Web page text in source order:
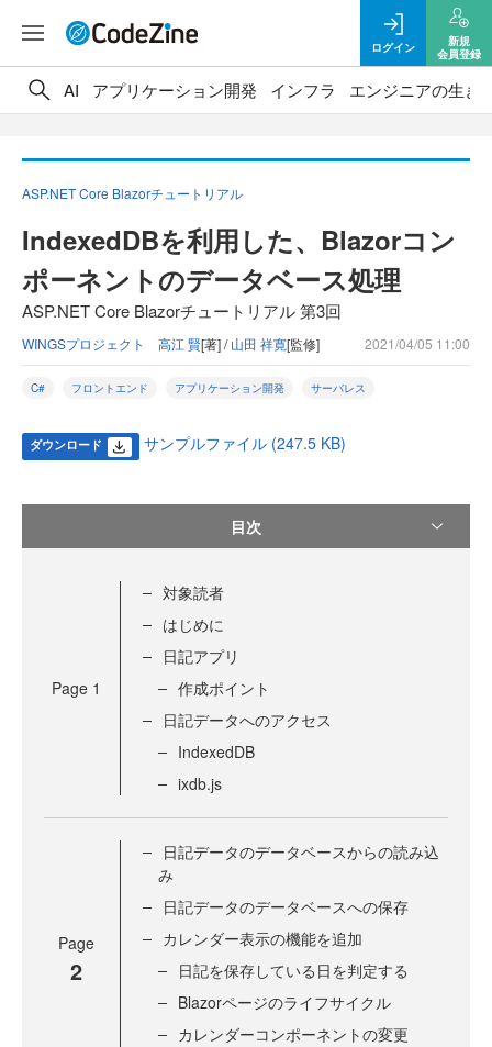
ログイン
新規
会員登録
AI アプリケーション開発 インフラ エンジニアの生き
ASP.NET Core Blazorチュートリアル
IndexedDBを利用した、Blazorコン
ポーネントのデータベース処理
ASP.NET Core Blazorチュートリアル 第3回
WINGSプロジェクト 高江 賢[著] /山田 祥寛[監修] 2021/04/05 11:00
C# フロントエンド アプリケーション開発 サーバレス
ダウンロード サンプルファイル (247.5 KB)
目次
Page 1
対象読者
はじめに
日記アプリ
作成ポイント
日記データへのアクセス
IndexedDB
ixdb.js
Page
2
日記データのデータベースからの読み込
み
日記データのデータベースへの保存
カレンダー表示の機能を追加
日記を保存している日を判定する
Blazorページのライフサイクル
カレンダーコンポーネントの変更